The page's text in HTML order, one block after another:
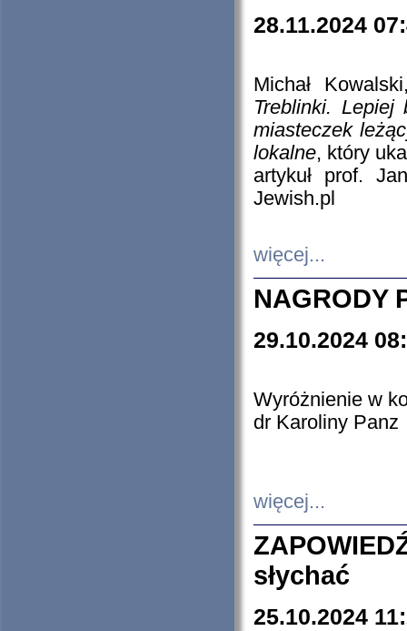
28.11.2024
Michał
Treblinki. Lepiej
miasteczek
lokalne, który
artykuł prof.
Jewish.pl
więcej...
NAGRODY
29.10.2024
Wyróżnienie w
dr Karoliny Panz
więcej...
słychać
25.10.2024